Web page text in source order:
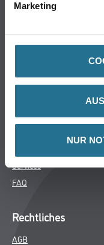
Marketing
NUR
Wand- & Deckenbeläge
Über uns
MPlus
Services
FAQ
Rechtliches
AGB